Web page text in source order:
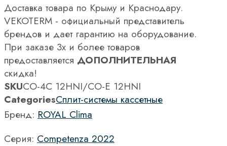
Доставка товара по Крыму и Краснодару.
VEKOTERM - официальный представитель
брендов и дает гарантию на оборудование.
При заказе 3х и более товаров
предоставляется ДОПОЛНИТЕЛЬНАЯ
скидка!
SKUCO-4C 12HNI/CO-E 12HNI
CategoriesСплит-системы кассетные
Бренд: ROYAL Clima
Серия: Competenza 2022